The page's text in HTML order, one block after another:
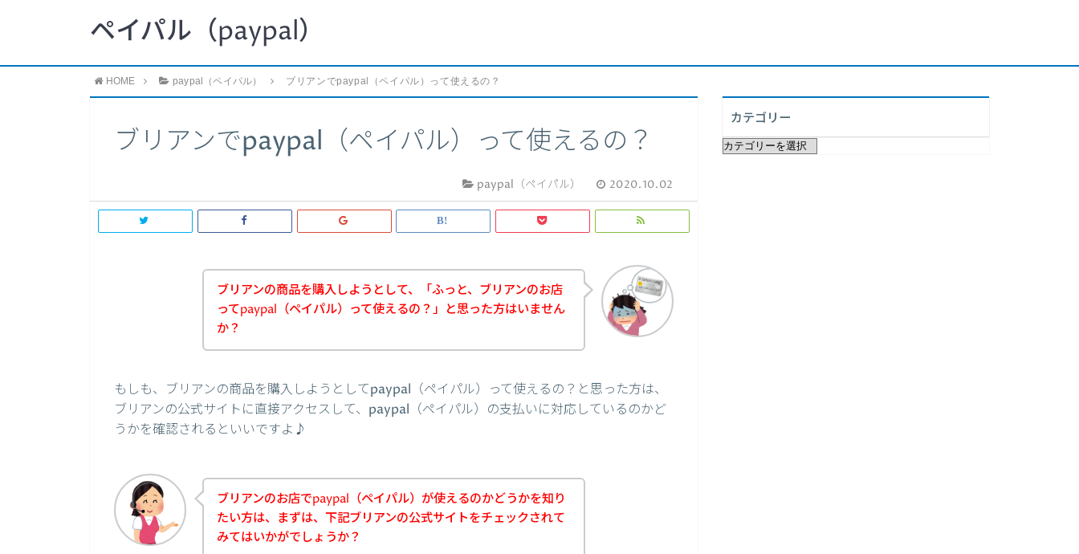
ペイパル（paypal）
HOME paypal（ペイパル） ブリアンでpaypal（ペイパル）って使えるの？
ブリアンでpaypal（ペイパル）って使えるの？
paypal（ペイパル） 2020.10.02
ブリアンの商品を購入しようとして、「ふっと、ブリアンのお店
ってpaypal（ペイパル）って使えるの？」と思った方はいません
か？
もしも、ブリアンの商品を購入しようとしてpaypal（ペイパル）って使えるの？と思った方は、
ブリアンの公式サイトに直接アクセスして、paypal（ペイパル）の支払いに対応しているのかど
うかを確認されるといいですよ♪
ブリアンのお店でpaypal（ペイパル）が使えるのかどうかを知り
たい方は、まずは、下記ブリアンの公式サイトをチェックされて
みてはいかがでしょうか？
カテゴリー